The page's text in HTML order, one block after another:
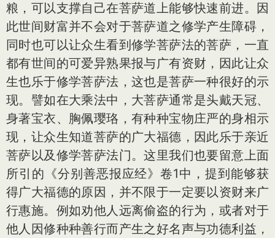
粮，可以支撑自己在菩萨道上能够快速前进。因
此世间财富并不会对于菩萨道之修学产生障碍，
同时也可以让众生看到修学菩萨法的菩萨，一直
都有世间的可爱异熟果报与广有资财，因此让众
生也乐于修学菩萨法，这也是菩萨一种很好的示
现。譬如在大乘法中，大菩萨通常是头戴天冠、
身著宝衣、胸佩璎珞，有种种宝物庄严的身相示
现，让众生知道菩萨的广大福德，因此乐于亲近
菩萨以及修学菩萨法门。这里我们也要留意上面
所引的《分别善恶报应经》卷1中，提到能够获
得广大福德的原因，并不限于一定要以资财来广
行惠施。例如劝他人远离偷盗的行为，或者对于
他人因修种种善行而产生之好名声与功德利益，